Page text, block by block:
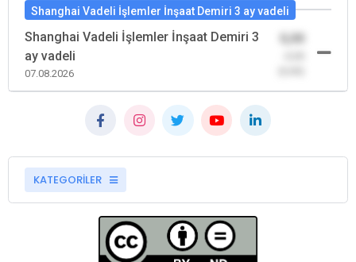
Shanghai Vadeli İşlemler İnşaat Demiri 3 ay vadeli
Shanghai Vadeli İşlemler İnşaat Demiri 3
ay vadeli
07.08.2026
KATEGORİLER